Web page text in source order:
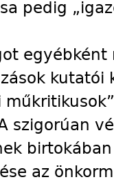
pedig
egyébként
szigorúan
az